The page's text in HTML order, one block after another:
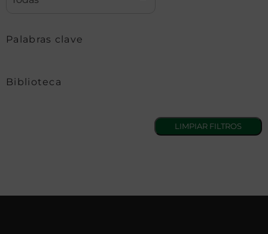
Palabras clave
Biblioteca